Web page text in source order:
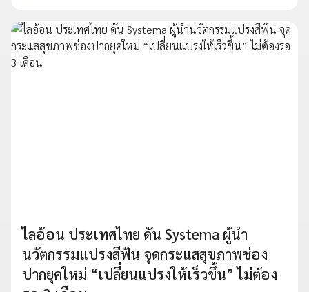
ไลอ้อน ประเทศไทย ดัน Systema ผู้นำ
นวัตกรรมแปรงสีฟัน จุดกระแสสุขภาพช่อง
ปากยุคใหม่ “เปลี่ยนแปรงให้เร็วขึ้น” ไม่ต้อง